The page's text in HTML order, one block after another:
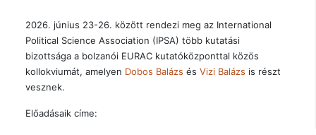
2026. június 23-26. között rendezi meg az International
Political Science Association (IPSA) több kutatási
bizottsága a bolzanói EURAC kutatóközponttal közös
kollokviumát, amelyen Dobos Balázs és Vizi Balázs is részt
vesznek.
Előadásaik címe: